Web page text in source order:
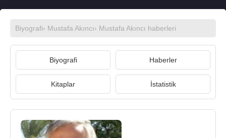
Biyografi› Mustafa Akıncı› Mustafa Akıncı haberleri
Biyografi Haberler
Kitaplar İstatistik